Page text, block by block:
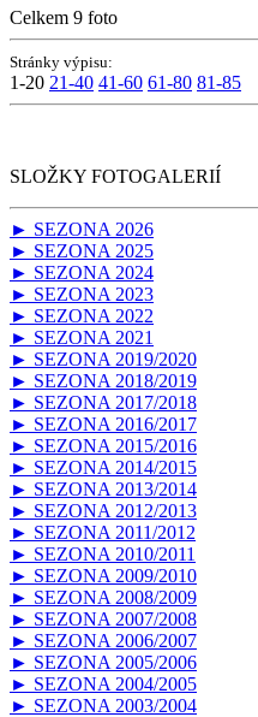
Celkem 9 foto
Stránky výpisu:
1-20 21-40 41-60 61-80 81-85
SLOŽKY FOTOGALERIÍ
► SEZONA 2026
► SEZONA 2025
► SEZONA 2024
► SEZONA 2023
► SEZONA 2022
► SEZONA 2021
► SEZONA 2019/2020
► SEZONA 2018/2019
► SEZONA 2017/2018
► SEZONA 2016/2017
► SEZONA 2015/2016
► SEZONA 2014/2015
► SEZONA 2013/2014
► SEZONA 2012/2013
► SEZONA 2011/2012
► SEZONA 2010/2011
► SEZONA 2009/2010
► SEZONA 2008/2009
► SEZONA 2007/2008
► SEZONA 2006/2007
► SEZONA 2005/2006
► SEZONA 2004/2005
► SEZONA 2003/2004